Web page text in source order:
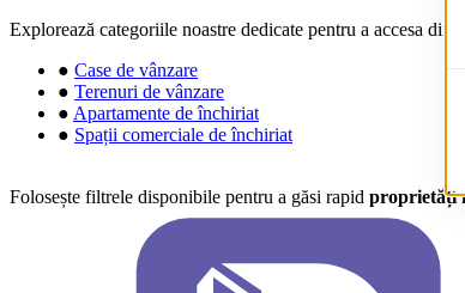
Explorează categoriile noastre dedicate pentru a accesa
● Case de vânzare
● Terenuri de vânzare
● Apartamente de închiriat
● Spații comerciale de închiriat
Folosește filtrele disponibile pentru a găsi rapid proprietăți